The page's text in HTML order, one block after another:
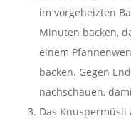
im vorgeheizten
Minuten backen,
einem
backen. Gegen
nachschauen,
Das Knuspermüsli